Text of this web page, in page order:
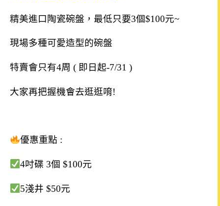
精美進口陶瓷碗盤，最低只要3個$100元~
現場多種可愛造型的碗盤
特賣會只有4周 ( 即日起-7/31 )
大家再把握機會去逛逛唷!
優惠重點 :
4吋碟 3個 $100元
5淺井 $50元